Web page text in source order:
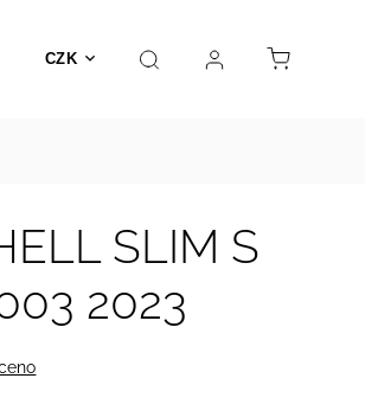
CZK
Hračky Prodejna Kontakt
SLIM S
2023